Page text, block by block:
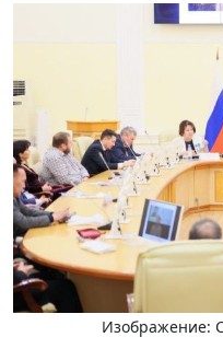
Изображение: